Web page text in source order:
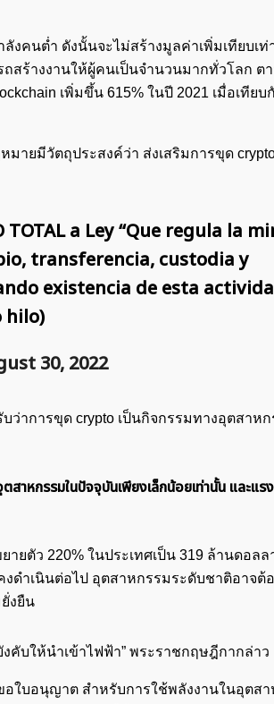
งคนต่ำ ดังนั้นจะไม่สร้างมูลค่าเพิ่มเทียบเท่
สร้างงานให้ผู้คนเป็นจำนวนมากทั่วโลก ต
เพิ่มขึ้น 615% ในปี 2021 เมื่อเทียบ
ายมีวัตถุประสงค์ว่า ส่งเสริมการขุด
TOTAL a Ley “Que regula la
transferencia, custodia y
existencia de esta
hilo)
30, 2022
าการขุด crypto เป็นกิจกรรมทางอุตสาหก
หกรรมในปัจจุบันเพียงเล็กน้อยเท่านั้น และแร
ยตัว 220% ในประเทศเป็น 319 ล้านดอลล
ดำเนินต่อไป อุตสาหกรรมระดับชาติอาจต้
งยืน
คับให้นำเข้าไฟฟ้า” พระราชกฤษฎีกากล่าว
ใบอนุญาต สำหรับการใช้พลังงานในอุตส